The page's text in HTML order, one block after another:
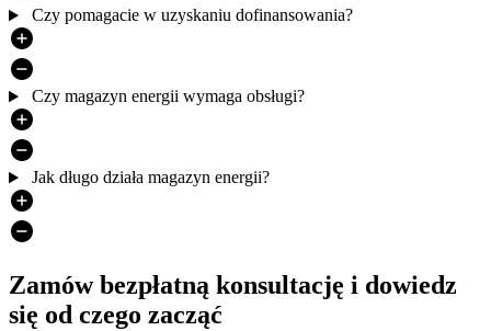
Czy pomagacie w uzyskaniu dofinansowania?
Czy magazyn energii wymaga obsługi?
Jak długo działa magazyn energii?
Zamów bezpłatną konsultację i dowiedz
się od czego zacząć